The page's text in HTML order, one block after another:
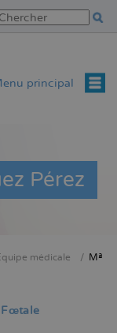
principal
Pérez
médicale
Mª
Fœtale